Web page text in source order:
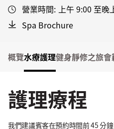
營業時間: 上午 9:00 至晚
Spa Brochure
概覽水療護理健身靜修之旅會
護理療程
我們建議賓客在預約時間前 45 分